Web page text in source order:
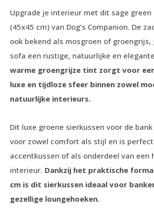
Upgrade je interieur met dit sage green
(45x45 cm) van Dog’s Companion. De
ook bekend als mosgroen of
sofa een rustige, natuurlijke en
warme groengrijze tint zorgt voor
luxe en tijdloze sfeer binnen zowel
natuurlijke interieurs.
Dit luxe groene sierkussen voor de
voor zowel comfort als stijl en is
accentkussen of als onderdeel van een
interieur. Dankzij het praktische
cm is dit sierkussen ideaal voor
gezellige loungehoeken.